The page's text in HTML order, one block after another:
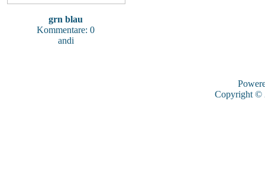
grn blau
Kommentare: 0
andi
Copyright ©